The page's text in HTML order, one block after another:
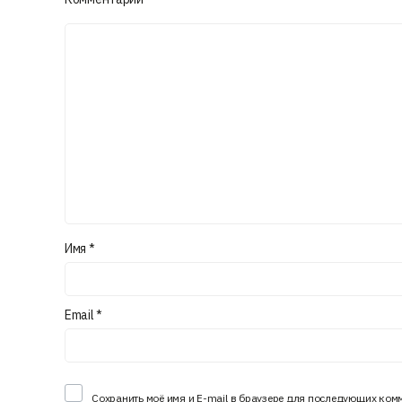
Имя *
Email*
Сохранить моё имя и E-mail в браузере для последующих